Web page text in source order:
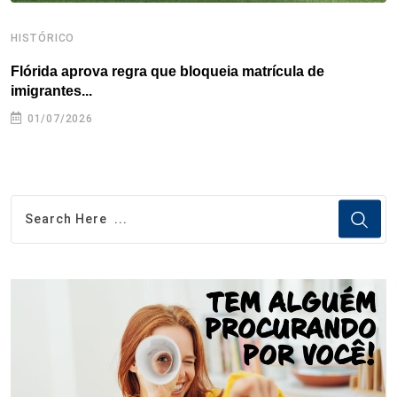
HISTÓRICO
Flórida aprova regra que bloqueia matrícula de
imigrantes...
01/07/2026